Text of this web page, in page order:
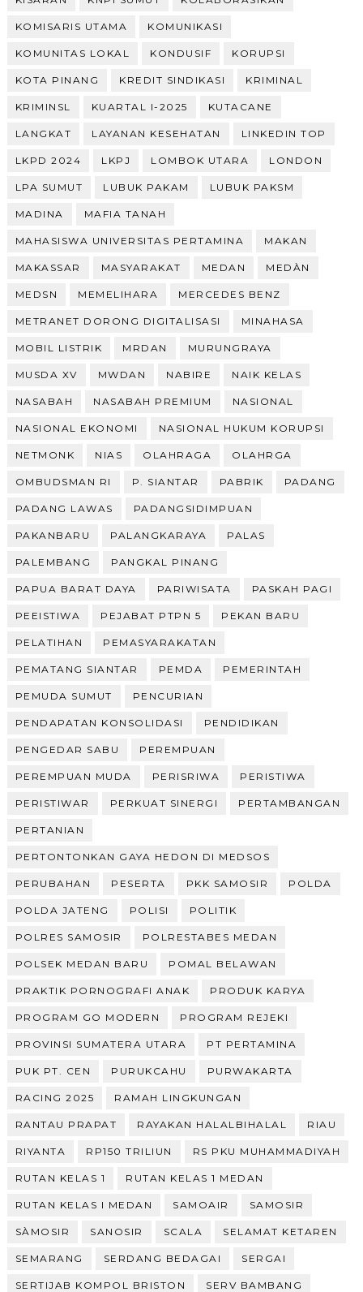
KOMISARIS UTAMA KOMUNIKASI
KOMUNITAS LOKAL KONDUSIF KORUPSI
KOTA PINANG KREDIT SINDIKASI KRIMINAL
KRIMINSL KUARTAL I-2025 KUTACANE
LANGKAT LAYANAN KESEHATAN LINKEDIN TOP
LKPD 2024 LKPJ LOMBOK UTARA LONDON
LPA SUMUT LUBUK PAKAM LUBUK PAKSM
MADINA MAFIA TANAH
MAHASISWA UNIVERSITAS PERTAMINA MAKAN
MAKASSAR MASYARAKAT MEDAN MEDÀN
MEDSN MEMELIHARA MERCEDES BENZ
METRANET DORONG DIGITALISASI MINAHASA
MOBIL LISTRIK MRDAN MURUNGRAYA
MUSDA XV MWDAN NABIRE NAIK KELAS
NASABAH NASABAH PREMIUM NASIONAL
NASIONAL EKONOMI NASIONAL HUKUM KORUPSI
NETMONK NIAS OLAHRAGA OLAHRGA
OMBUDSMAN RI P. SIANTAR PABRIK PADANG
PADANG LAWAS PADANGSIDIMPUAN
PAKANBARU PALANGKARAYA PALAS
PALEMBANG PANGKAL PINANG
PAPUA BARAT DAYA PARIWISATA PASKAH PAGI
PEEISTIWA PEJABAT PTPN 5 PEKAN BARU
PELATIHAN PEMASYARAKATAN
PEMATANG SIANTAR PEMDA PEMERINTAH
PEMUDA SUMUT PENCURIAN
PENDAPATAN KONSOLIDASI PENDIDIKAN
PENGEDAR SABU PEREMPUAN
PEREMPUAN MUDA PERISRIWA PERISTIWA
PERISTIWAR PERKUAT SINERGI PERTAMBANGAN
PERTANIAN
PERTONTONKAN GAYA HEDON DI MEDSOS
PERUBAHAN PESERTA PKK SAMOSIR POLDA
POLDA JATENG POLISI POLITIK
POLRES SAMOSIR POLRESTABES MEDAN
POLSEK MEDAN BARU POMAL BELAWAN
PRAKTIK PORNOGRAFI ANAK PRODUK KARYA
PROGRAM GO MODERN PROGRAM REJEKI
PROVINSI SUMATERA UTARA PT PERTAMINA
PUK PT. CEN PURUKCAHU PURWAKARTA
RACING 2025 RAMAH LINGKUNGAN
RANTAU PRAPAT RAYAKAN HALALBIHALAL RIAU
RIYANTA RP150 TRILIUN RS PKU MUHAMMADIYAH
RUTAN KELAS 1 RUTAN KELAS 1 MEDAN
RUTAN KELAS I MEDAN SAMOAIR SAMOSIR
SÀMOSIR SANOSIR SCALA SELAMAT KETAREN
SEMARANG SERDANG BEDAGAI SERGAI
SERTIJAB KOMPOL BRISTON SERV BAMBANG